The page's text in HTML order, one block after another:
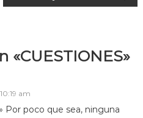
«CUESTIONES»
am
Por poco que sea, ninguna